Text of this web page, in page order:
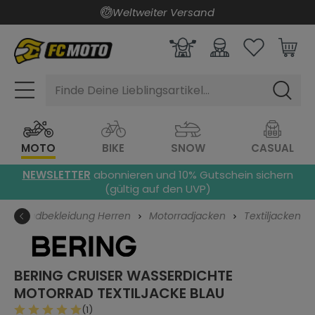
Weltweiter Versand
MOTO BIKE SNOW CASUAL
Finde Deine Lieblingsartikel...
NEWSLETTER abonnieren und 10% Gutschein sichern
(gültig auf den UVP)
Herren Motorradjacken Textiljacken
BERING CRUISER WASSERDICHTE
MOTORRAD TEXTILJACKE BLAU
(1)